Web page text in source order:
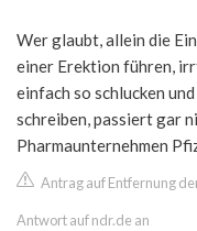
Wer glaubt, allein die
einer Erektion führen,
einfach so schlucken
schreiben, passiert gar
Pharmaunternehmen
Antrag auf Entfernung
Antwort auf ndr.de an